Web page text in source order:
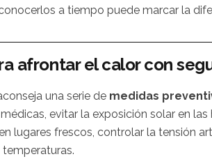
a tiempo puede marcar la
afrontar el calor con
una serie de medidas
evitar la exposición solar en
lugares frescos, controlar la tensión